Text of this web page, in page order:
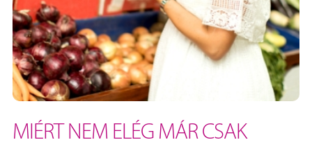
MIÉRT NEM ELÉG MÁR CSAK